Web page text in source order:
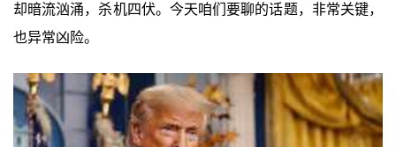
却暗流汹涌，杀机四伏。今天咱们要聊的话题，非常关键，
也异常凶险。